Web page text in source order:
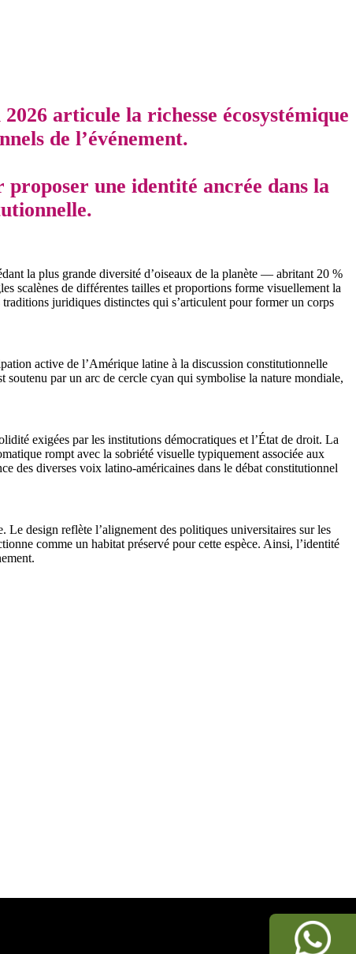
articule la richesse écosystémique
de l’événement.
une identité ancrée dans la
la plus grande diversité d’oiseaux de la planète — abritant 20 %
scalènes de différentes tailles et proportions forme visuellement la
juridiques distinctes qui s’articulent pour former un corps
active de l’Amérique latine à la discussion constitutionnelle
par un arc de cercle cyan qui symbolise la nature mondiale,
exigées par les institutions démocratiques et l’État de droit. La
rompt avec la sobriété visuelle typiquement associée aux
des diverses voix latino-américaines dans le débat constitutionnel
design reflète l’alignement des politiques universitaires sur les
comme un habitat préservé pour cette espèce. Ainsi, l’identité